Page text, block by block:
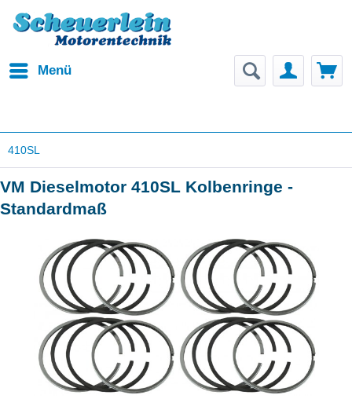
Menü
410SL
VM Dieselmotor 410SL Kolbenringe -
Standardmaß